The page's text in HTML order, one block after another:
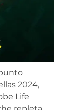
2024,
Life